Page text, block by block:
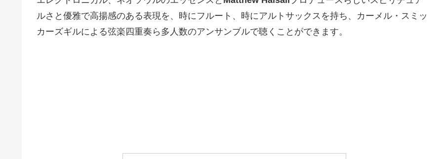
ルさと優雅で高揚感のある表現を、時にフルート、時にアルトサックスを持ち、カーメル・スミッ
カーズギルによる弦楽四重奏ら多人数のアンサンブルで聴くことができます。